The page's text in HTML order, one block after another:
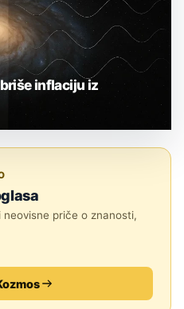
inflaciju iz
priče o znanosti,